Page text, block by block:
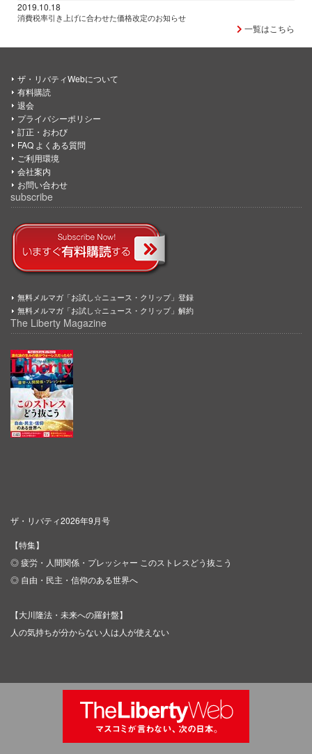
2019.10.18
消費税率引き上げに合わせた価格改定のお知らせ
一覧はこちら
ザ・リバティWebについて
有料購読
退会
プライバシーポリシー
訂正・おわび
FAQ よくある質問
ご利用環境
会社案内
お問い合わせ
subscribe
無料メルマガ「お試し☆ニュース・クリップ」登録
無料メルマガ「お試し☆ニュース・クリップ」解約
The Liberty Magazine
ザ・リバティ2026年9月号
【特集】
◎ 疲労・人間関係・プレッシャー このストレスどう抜こう
◎ 自由・民主・信仰のある世界へ
【大川隆法・未来への羅針盤】
人の気持ちが分からない人は人が使えない